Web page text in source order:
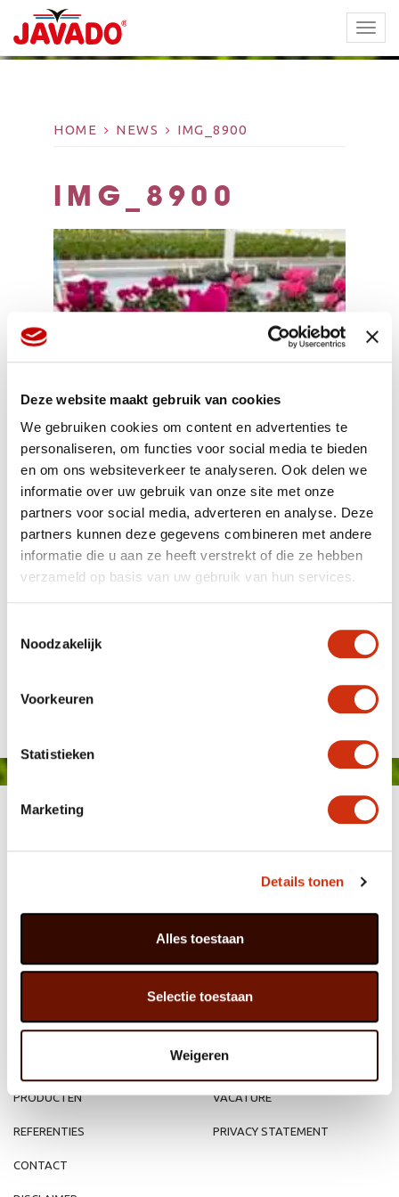
Deze website maakt gebruik van cookies
We gebruiken cookies om content en advertenties te
personaliseren, om functies voor social media te bieden
en om ons websiteverkeer te analyseren. Ook delen we
informatie over uw gebruik van onze site met onze
partners voor social media, adverteren en analyse. Deze
partners kunnen deze gegevens combineren met andere
informatie die u aan ze heeft verstrekt of die ze hebben
verzameld op basis van uw gebruik van hun services.
Noodzakelijk
Voorkeuren
Statistieken
Marketing
Details tonen
Alles toestaan
Selectie toestaan
Weigeren
HOME NEWS IMG_8900
IMG_8900
Schoneveld super serie cyclamen
MEMBER OFWBE
HOME
PRODUCTEN
REFERENTIES
WEBSHOP
NIEUWS
VACATURE
PRIVACY STATEMENT
CONTACT